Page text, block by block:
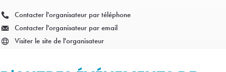
Contacter l'organisateur par téléphone
Contacter l'organisateur par email
Visiter le site de l'organisateur